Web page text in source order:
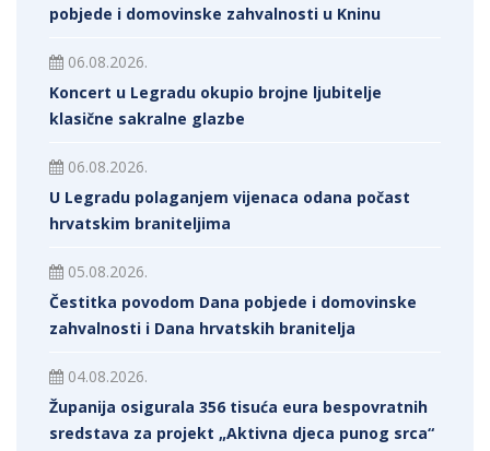
pobjede i domovinske zahvalnosti u Kninu
06.08.2026.
Koncert u Legradu okupio brojne ljubitelje
klasične sakralne glazbe
06.08.2026.
U Legradu polaganjem vijenaca odana počast
hrvatskim braniteljima
05.08.2026.
Čestitka povodom Dana pobjede i domovinske
zahvalnosti i Dana hrvatskih branitelja
04.08.2026.
Županija osigurala 356 tisuća eura bespovratnih
sredstava za projekt „Aktivna djeca punog srca“